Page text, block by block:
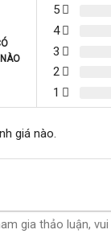
5
4
3
2
1
giá nào.